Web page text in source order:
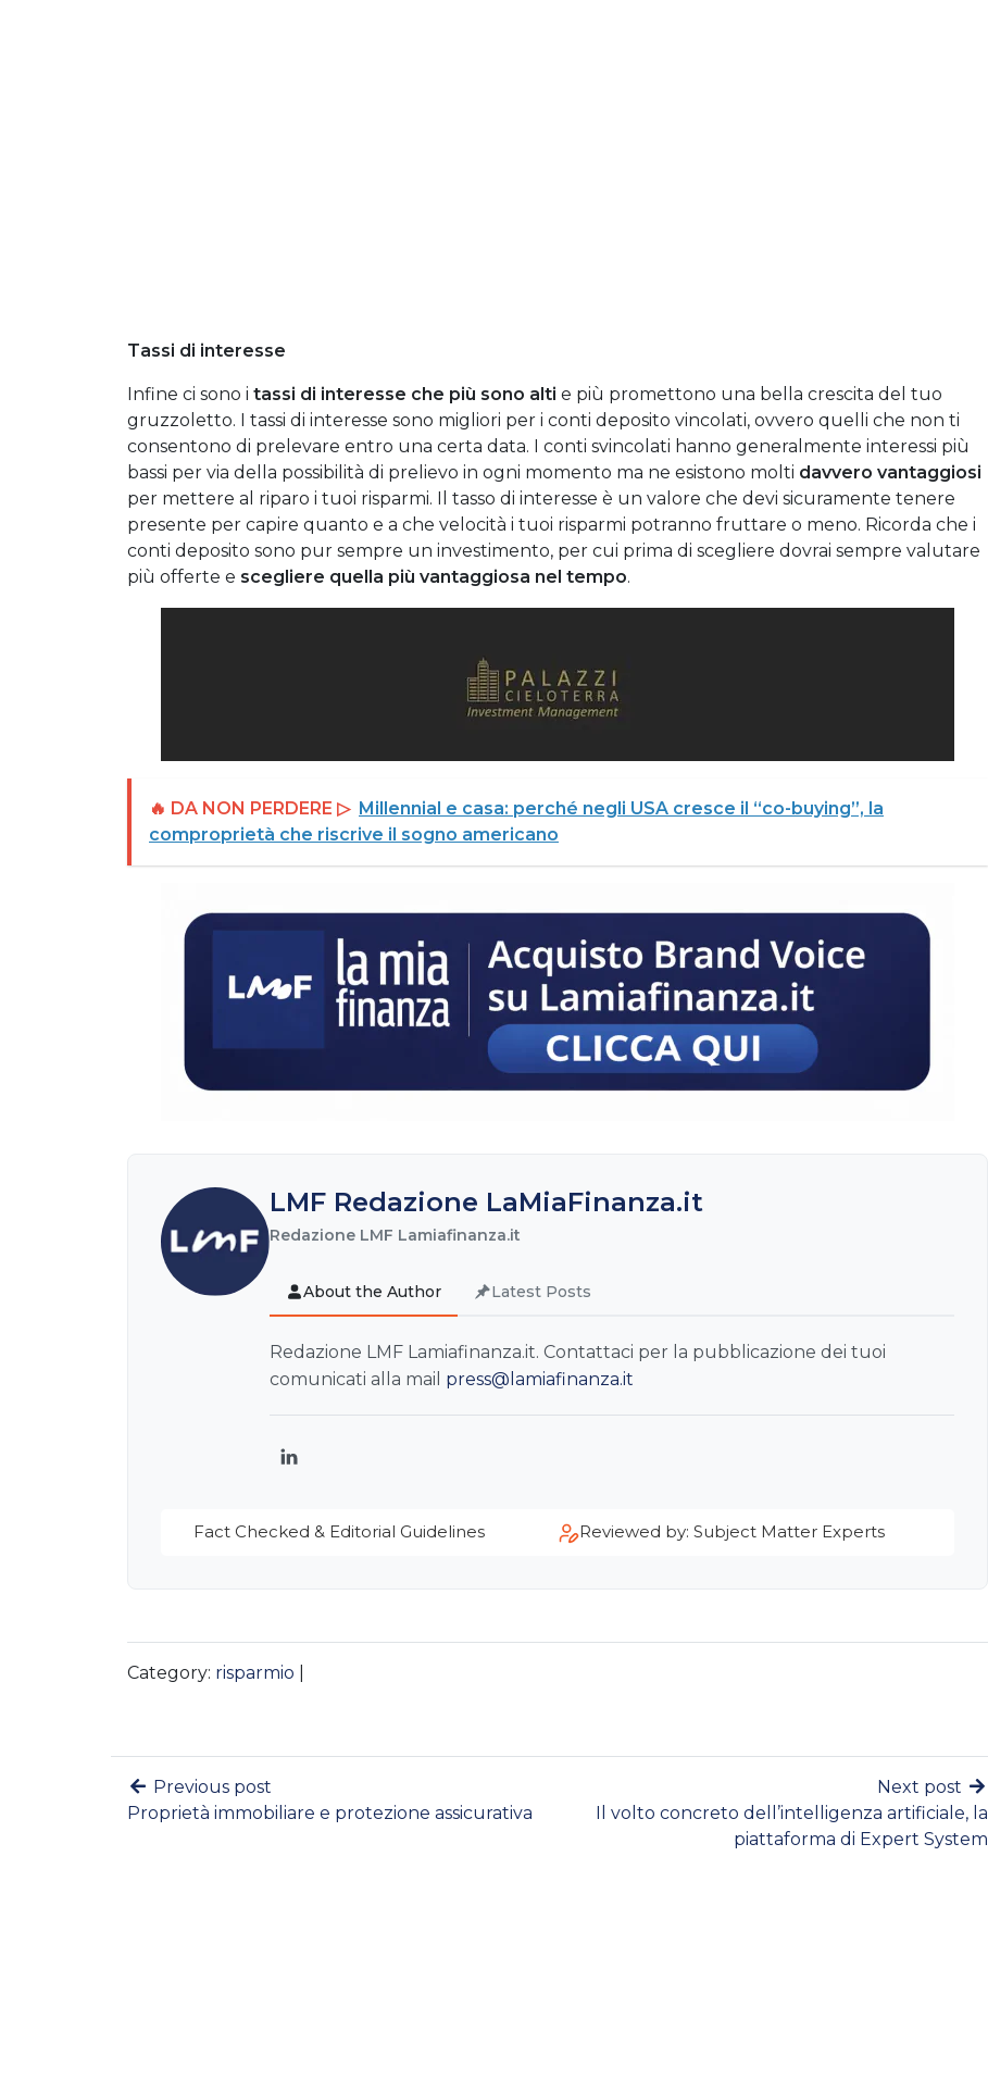
Tassi di interesse
Infine ci sono i tassi di interesse che più sono alti e più promettono una bella crescita del tuo
gruzzoletto. I tassi di interesse sono migliori per i conti deposito vincolati, ovvero quelli che non ti
consentono di prelevare entro una certa data. I conti svincolati hanno generalmente interessi più
bassi per via della possibilità di prelievo in ogni momento ma ne esistono molti davvero vantaggiosi
per mettere al riparo i tuoi risparmi. Il tasso di interesse è un valore che devi sicuramente tenere
presente per capire quanto e a che velocità i tuoi risparmi potranno fruttare o meno. Ricorda che i
conti deposito sono pur sempre un investimento, per cui prima di scegliere dovrai sempre valutare
più offerte e scegliere quella più vantaggiosa nel tempo.
🔥 DA NON PERDERE ▷ Millennial e casa: perché negli USA cresce il “co-buying”, la
comproprietà che riscrive il sogno americano
LMF Redazione LaMiaFinanza.it
Redazione LMF Lamiafinanza.it
About the Author Latest Posts
Redazione LMF Lamiafinanza.it. Contattaci per la pubblicazione dei tuoi
comunicati alla mail press@lamiafinanza.it
LinkedIn
Fact Checked & Editorial Guidelines Reviewed by: Subject Matter Experts
Category: risparmio
Previous post
Proprietà immobiliare e protezione assicurativa
Next post
Il volto concreto dell’intelligenza artificiale, la
piattaforma di Expert System